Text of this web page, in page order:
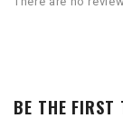
BE THE FIRST